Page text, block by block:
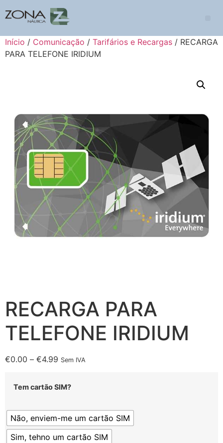
Início / Comunicação / Tarifários e Recargas / RECARGA
PARA TELEFONE IRIDIUM
RECARGA PARA
TELEFONE IRIDIUM
€0.00 – €4.99 Sem IVA
Tem cartão SIM?
Não, enviem-me um cartão SIM
Sim, tehno um cartão SIM